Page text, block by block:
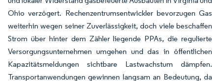
Ohio verzögert. Rechenzentrumsentwickler bevorzugen Gas
weiterhin wegen seiner Zuverlässigkeit, doch viele beschaffen
Strom über hinter dem Zähler liegende PPAs, die regulierte
Versorgungsunternehmen umgehen und das in öffentlichen
Kapazitätsmeldungen sichtbare Lastwachstum dämpfen.
Transportanwendungen gewinnen langsam an Bedeutung, da